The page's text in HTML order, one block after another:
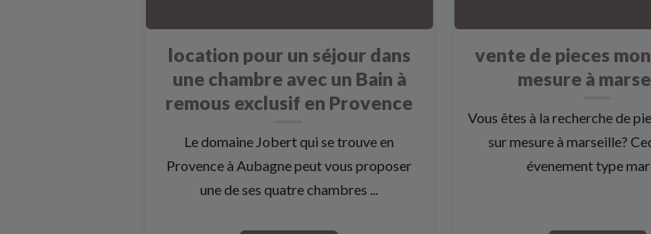
location pour un séjour dans
une chambre avec un Bain à
remous exclusif en Provence
Le domaine Jobert qui se trouve en
Provence à Aubagne peut vous proposer
une de ses quatre chambres ...
vente de pieces
mesure à
Vous êtes à la recherche de
sur mesure à marseille?
évenement type